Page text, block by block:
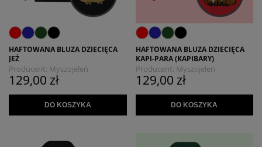
HAFTOWANA BLUZA DZIECIĘCA
JEŻ
Producent: Myszojeleń
129,00 zł
DO KOSZYKA
HAFTOWANA BLUZA DZIECIĘCA
KAPI-PARA (KAPIBARY)
Producent: Myszojeleń
129,00 zł
DO KOSZYKA